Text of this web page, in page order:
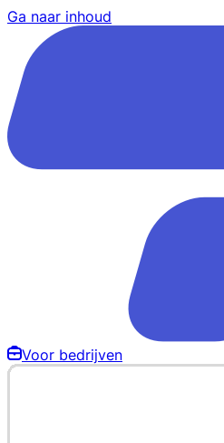
Ga naar inhoud
Voor bedrijven